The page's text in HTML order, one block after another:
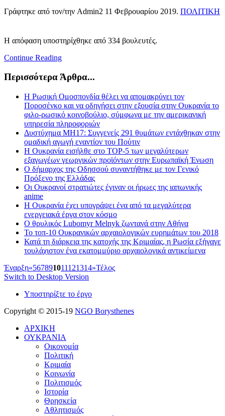
Γράφτηκε από τον/την Admin2 11 Φεβρουαρίου 2019. ΠΟΛΙΤΙΚΗ
Η απόφαση υποστηρίχθηκε από 334 βουλευτές.
Continue Reading
Περισσότερα Άρθρα...
Η Ρωσική Ομοσπονδία θέλει να απομακρύνει τον
Ποροσένκο και να οδηγήσει στην εξουσία στην Ουκρανία το
φιλο-ρωσικό κοινοβούλιο, σύμφωνα με την αμερικανική
υπηρεσία πληροφοριών
Δυστύχημα MH17: Συγγενείς 291 θυμάτων εντάχθηκαν στην
ομαδική αγωγή εναντίον του Πούτιν
Η Ουκρανία εισήλθε στο ΤΟΡ-5 των μεγαλύτερων
εξαγωγέων γεωργικών προϊόντων στην Ευρωπαϊκή Ένωση
Ο δήμαρχος της Οδησσού συναντήθηκε με τον Γενικό
Πρόξενο της Ελλάδας
Οι Ουκρανοί στρατιώτες έγιναν οι ήρωες της ιαπωνικής
anime
Η Ουκρανία έχει υπογράψει ένα από τα μεγαλύτερα
ενεργειακά έργα στον κόσμο
O θρυλικός Lubomyr Melnyk ζωντανά στην Αθήνα
Το τοπ-10 Ουκρανικών αρχαιολογικών ευρημάτων του 2018
Κατά τη διάρκεια της κατοχής της Κριμαίας, η Ρωσία εξήγαγε
τουλάχιστον ένα εκατομμύριο αρχαιολογικά αντικείμενα
Έναρξη«567891011121314»Τέλος
Switch to Desktop Version
Υποστηρίξτε το έργο
Copyright © 2015-19 NGO Borysthenes
ΑΡΧΙΚΗ
ΟΥΚΡΑΝΙΑ
Οικονομία
Πολιτική
Κριμαία
Κοινωνία
Πολιτισμός
Ιστορία
Θρησκεία
Αθλητισμός